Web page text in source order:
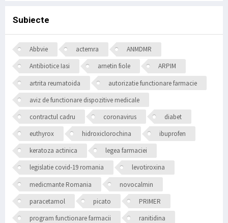
Subiecte
Abbvie actemra
ANMDMR
Antibiotice Iasi
arnetin fiole
ARPIM
artrita reumatoida
autorizatie functionare farmacie
aviz de functionare dispozitive medicale
contractul cadru
coronavirus
diabet
euthyrox
hidroxiclorochina
ibuprofen
keratoza actinica
legea farmaciei
legislatie covid-19 romania
levotiroxina
medicmante Romania
novocalmin
paracetamol
picato
PRIMER
program functionare farmacii
ranitidina